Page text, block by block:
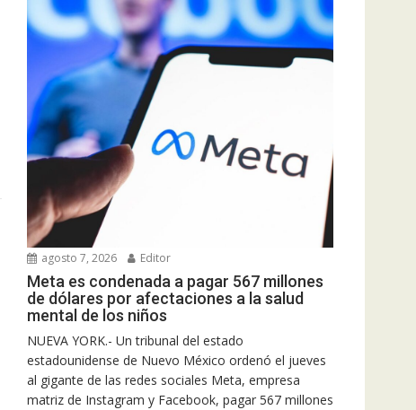
agosto 7, 2026 Editor
Meta es condenada a pagar 567 millones
de dólares por afectaciones a la salud
mental de los niños
NUEVA YORK.- Un tribunal del estado
estadounidense de Nuevo México ordenó el jueves
al gigante de las redes sociales Meta, empresa
matriz de Instagram y Facebook, pagar 567 millones